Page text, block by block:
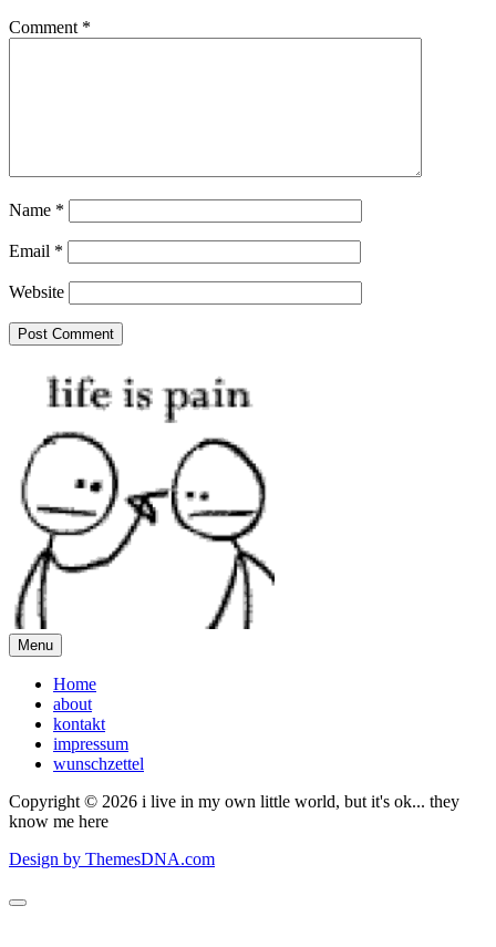
Comment *
Name *
Email *
Website
Menu
Home
about
kontakt
impressum
wunschzettel
Copyright © 2026 i live in my own little world, but it's ok... they
know me here
Design by ThemesDNA.com
Scroll